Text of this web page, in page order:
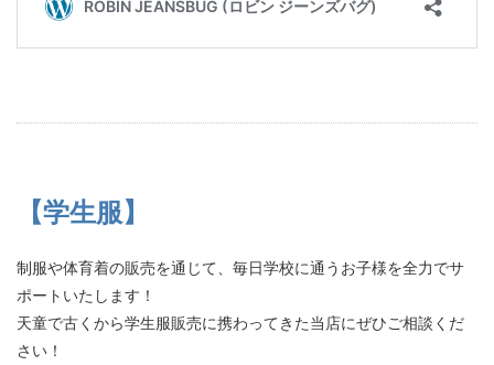
【学生服】
制服や体育着の販売を通じて、毎日学校に通うお子様を全力でサ
ポートいたします！
天童で古くから学生服販売に携わってきた当店にぜひご相談くだ
さい！